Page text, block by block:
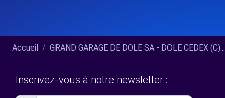
Accueil GRAND GARAGE DE DOLE SA - DOLE CEDEX (C)...
Inscrivez-vous à notre newsletter :